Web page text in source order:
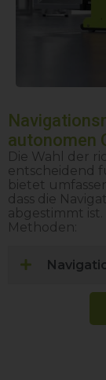
autonomen
Die Wahl der
entscheidend
bietet
dass die
abgestimmt
Methoden: